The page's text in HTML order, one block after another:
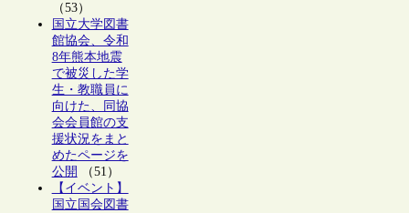
（53）
国立大学図書
館協会、令和
8年熊本地震
で被災した学
生・教職員に
向けた、同協
会会員館の支
援状況をまと
めたページを
公開
（51）
【イベント】
国立国会図書